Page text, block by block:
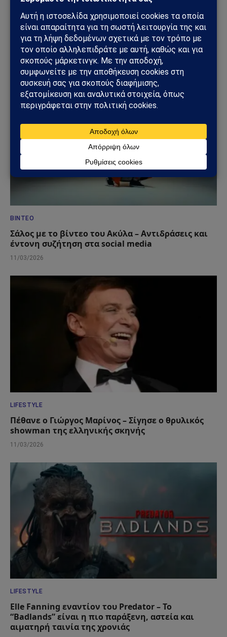
LIFESTYLE
Τσακ Νόρις: Πέθανε στα 86 του ο θρύλος της
action κουλτούρας
20/03/2026
ΒΊΝΤΕΟ
Σάλος με το βίντεο του Ακύλα – Αντιδράσεις και
έντονη συζήτηση στα social media
11/03/2026
LIFESTYLE
Πέθανε ο Γιώργος Μαρίνος – Σίγησε ο θρυλικός
showman της ελληνικής σκηνής
11/03/2026
LIFESTYLE
Elle Fanning εναντίον του Predator – Το
“Badlands” είναι η πιο παράξενη, αστεία και
αιματηρή ταινία της χρονιάς